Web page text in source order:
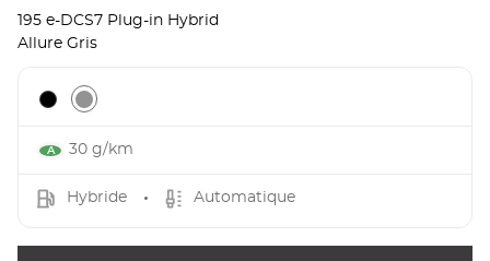
195 e-DCS7 Plug-in Hybrid
Allure Gris
30 g/km
Hybride Automatique